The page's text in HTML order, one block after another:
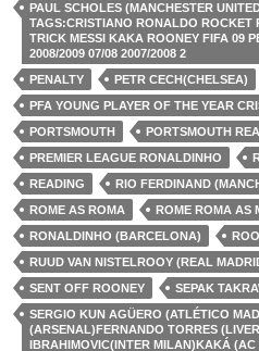
PAUL SCHOLES (MANCHESTER
TAGS:CRISTIANO RONALDO ROCKET
TRICK MESSI KAKA ROONEY FIFA 09
2008/2009 07/08 2007/2008 2
PENALTY
PETR CECH(CHELSEA)
PFA YOUNG PLAYER OF THE YEAR
PORTSMOUTH
PORTSMOUTH
PREMIER LEAGUE RONALDINHO
READING
RIO FERDINAND
ROME AS ROMA
ROME ROMA AS
RONALDINHO (BARCELONA)
RUUD VAN NISTELROOY (REAL
SENT OFF ROONEY
SEPAK
SERGIO KUN AGÜERO (ATLÉTICO
(ARSENAL)FERNANDO TORRES
IBRAHIMOVIC(INTER MILAN)KAKÁ (AC